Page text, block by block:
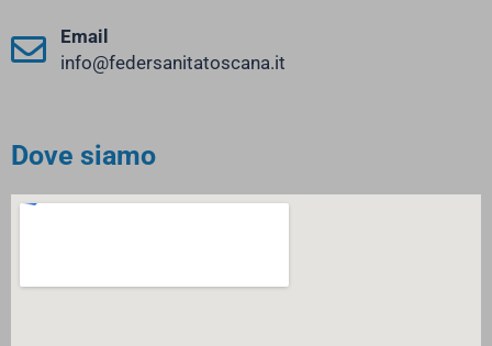
Email
info@federsanitatoscana.it
Dove siamo